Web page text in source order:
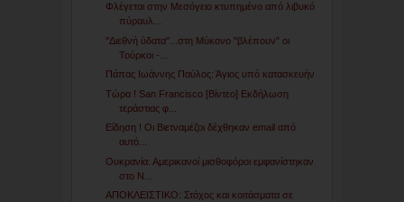
Φλέγεται στην Μεσόγειο κτυπημένο από λιβυκό
πύραυλ...
"Διεθνή ύδατα"...στη Μύκονο "βλέπουν" οι
Τούρκοι -...
Πάπας Ιωάννης Παύλος: Άγιος υπό κατασκευήν
Τώρα ! San Francisco [Βίντεο] Εκδήλωση
τεράστιας φ...
Είδηση ! Οι Βιετναμέζοι δέχθηκαν email από
αυτό...
Ουκρανία: Αμερικανοί μισθοφόροι εμφανίστηκαν
στο Ν...
ΑΠΟΚΛΕΙΣΤΙΚΟ: Στόχος και κοιτάσματα σε